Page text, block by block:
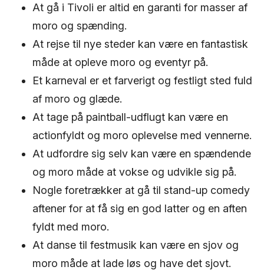
At gå i Tivoli er altid en garanti for masser af
moro og spænding.
At rejse til nye steder kan være en fantastisk
måde at opleve moro og eventyr på.
Et karneval er et farverigt og festligt sted fuld
af moro og glæde.
At tage på paintball-udflugt kan være en
actionfyldt og moro oplevelse med vennerne.
At udfordre sig selv kan være en spændende
og moro måde at vokse og udvikle sig på.
Nogle foretrækker at gå til stand-up comedy
aftener for at få sig en god latter og en aften
fyldt med moro.
At danse til festmusik kan være en sjov og
moro måde at lade løs og have det sjovt.